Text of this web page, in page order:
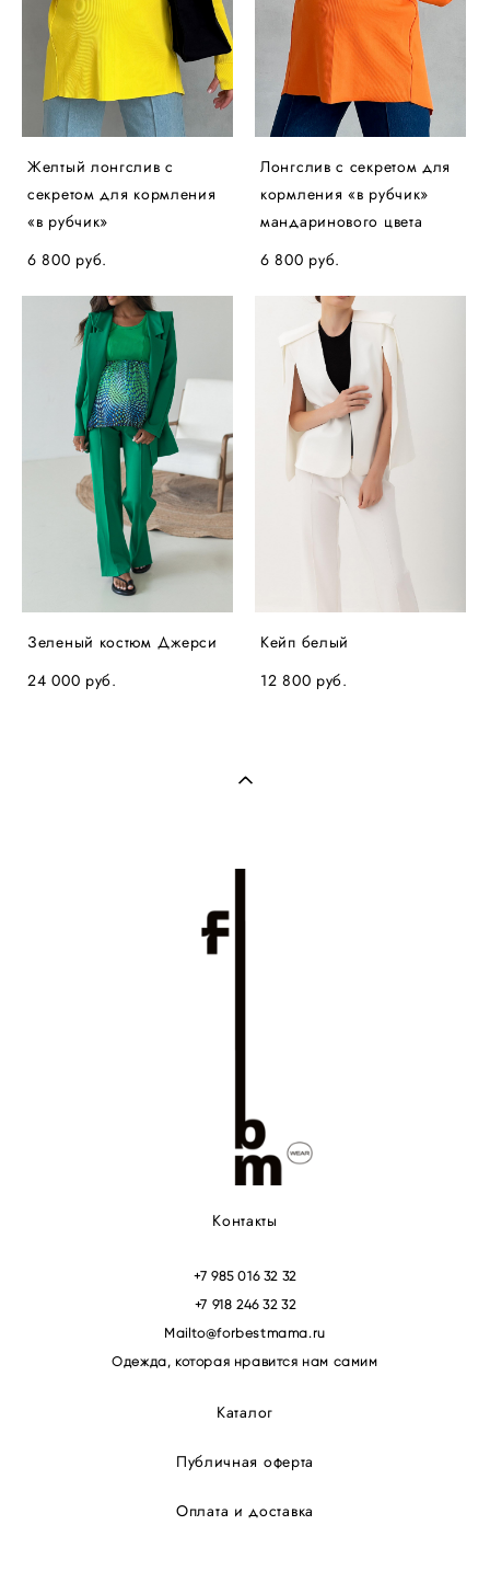
Желтый лонгслив с
секретом для кормления
«в рубчик»
6 800 pуб.
Лонгслив с секретом для
кормления «в рубчик»
мандаринового цвета
6 800 pуб.
Зеленый костюм Джерси
24 000 pуб.
Кейп белый
12 800 pуб.
Контакты
+7 985 016 32 32
+7 918 246 32 32
Mailto@forbestmama.ru
Одежда, которая нравится нам самим
Каталог
Публичная оферта
Оплата и доставка